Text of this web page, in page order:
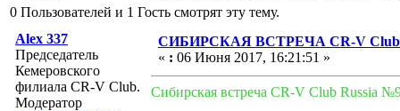
0 Пользователей и 1 Гость смотрят эту тему.
Alex 337
Председатель
Кемеровского
филиала CR-V Club.
Модератор
СИБИРСКАЯ ВСТРЕЧА CR-V Club
« : 06 Июня 2017, 16:21:51 »
Сибирская встреча CR-V Club Russia